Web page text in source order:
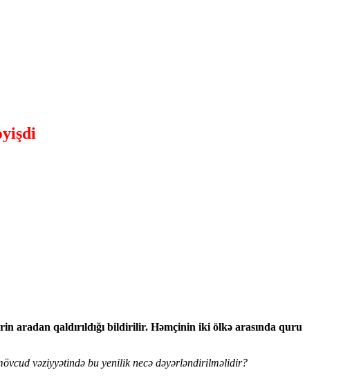
aradan qaldırıldığı bildirilir. Həmçinin iki ölkə arasında quru
vəziyyətində bu yenilik necə dəyərləndirilməlidir?